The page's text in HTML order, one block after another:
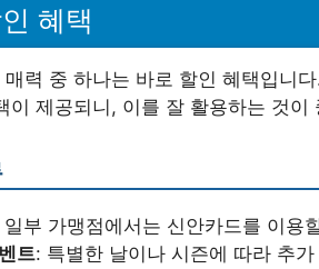
혜택
력 중 하나는 바로 할인 혜택입니
이 제공되니, 이를 잘 활용하는 것이
일부 가맹점에서는 신안카드를 이용
트: 특별한 날이나 시즌에 따라 추